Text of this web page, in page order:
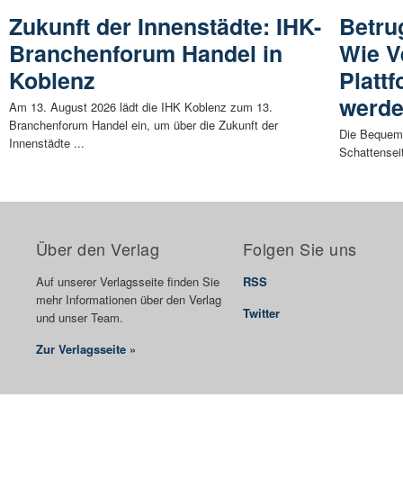
Zukunft der Innenstädte: IHK-
Branchenforum Handel in
Koblenz
Am 13. August 2026 lädt die IHK Koblenz zum 13.
Branchenforum Handel ein, um über die Zukunft der
Innenstädte ...
Wie
Die
Über den Verlag
Auf unserer Verlagsseite finden Sie
mehr Informationen über den Verlag
und unser Team.
Zur Verlagsseite »
Folgen Sie uns
RSS
Twitter